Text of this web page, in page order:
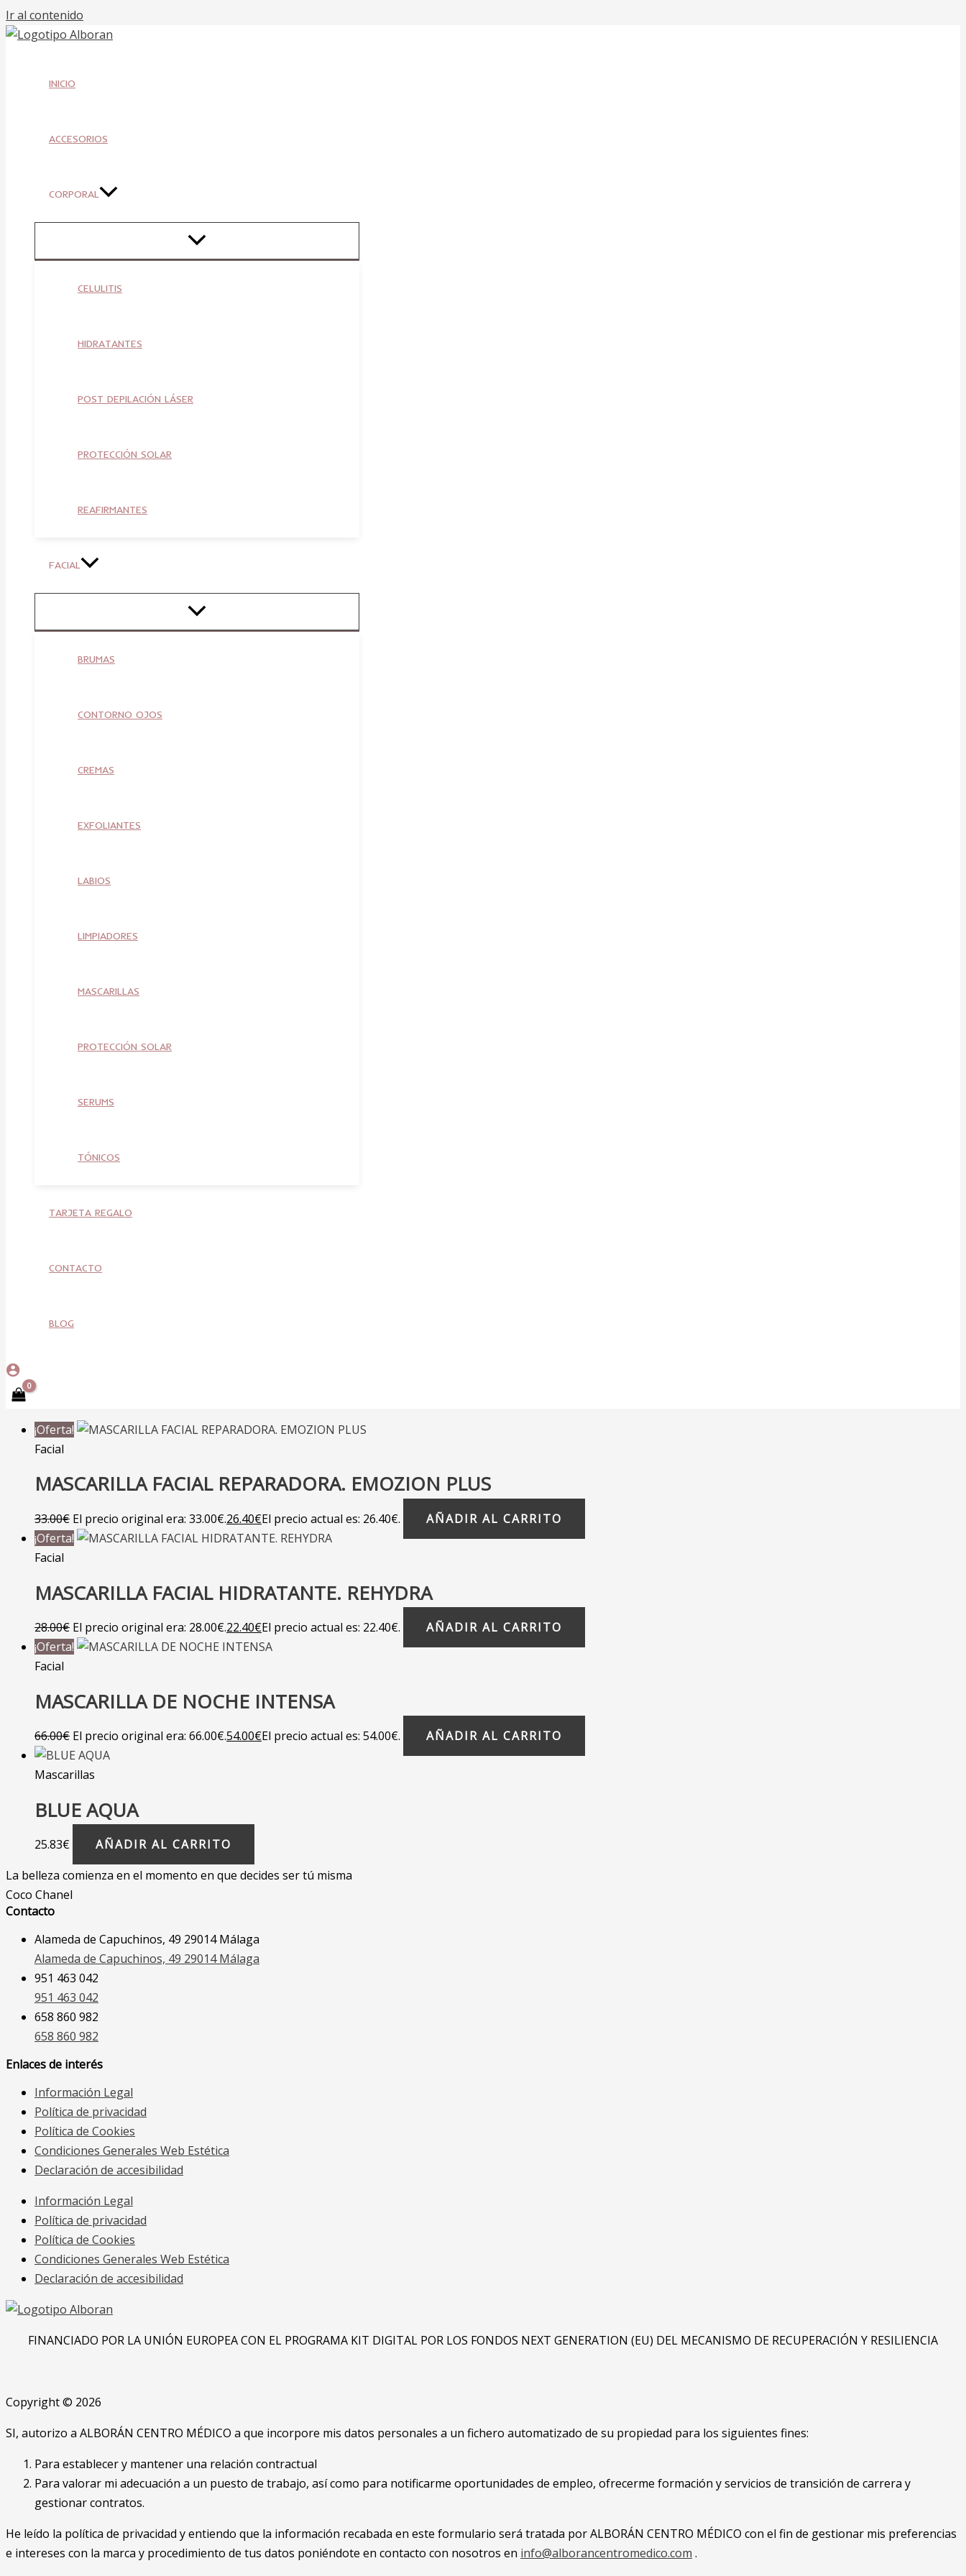
Ir al contenido
INICIO
ACCESORIOS
CORPORAL
CELULITIS
HIDRATANTES
POST DEPILACIÓN LÁSER
PROTECCIÓN SOLAR
REAFIRMANTES
FACIAL
BRUMAS
CONTORNO OJOS
CREMAS
EXFOLIANTES
LABIOS
LIMPIADORES
MASCARILLAS
PROTECCIÓN SOLAR
SERUMS
TÓNICOS
TARJETA REGALO
CONTACTO
BLOG
¡Oferta!
Facial
MASCARILLA FACIAL REPARADORA. EMOZION PLUS
33.00€ El precio original era: 33.00€.26.40€El precio actual es: 26.40€.
AÑADIR AL CARRITO
¡Oferta!
Facial
MASCARILLA FACIAL HIDRATANTE. REHYDRA
28.00€ El precio original era: 28.00€.22.40€El precio actual es: 22.40€.
AÑADIR AL CARRITO
¡Oferta!
Facial
MASCARILLA DE NOCHE INTENSA
66.00€ El precio original era: 66.00€.54.00€El precio actual es: 54.00€. AÑADIR AL CARRITO
Mascarillas
BLUE AQUA
25.83€
AÑADIR AL CARRITO
La belleza comienza en el momento en que decides ser tú misma
Coco Chanel
Contacto
Alameda de Capuchinos, 49 29014 Málaga
Alameda de Capuchinos, 49 29014 Málaga
951 463 042
951 463 042
658 860 982
658 860 982
Enlaces de interés
Información Legal
Política de privacidad
Política de Cookies
Condiciones Generales Web Estética
Declaración de accesibilidad
Información Legal
Política de privacidad
Política de Cookies
Condiciones Generales Web Estética
Declaración de accesibilidad
FINANCIADO POR LA UNIÓN EUROPEA CON EL PROGRAMA KIT DIGITAL POR LOS FONDOS NEXT GENERATION (EU) DEL MECANISMO DE RECUPERACIÓN Y RESILIENCIA
Copyright © 2026
SI, autorizo a ALBORÁN CENTRO MÉDICO a que incorpore mis datos personales a un fichero automatizado de su propiedad para los siguientes fines:
Para establecer y mantener una relación contractual
Para valorar mi adecuación a un puesto de trabajo, así como para notificarme oportunidades de empleo, ofrecerme formación y servicios de transición de carrera y
gestionar contratos.
He leído la política de privacidad y entiendo que la información recabada en este formulario será tratada por ALBORÁN CENTRO MÉDICO con el fin de gestionar mis preferencias
e intereses con la marca y procedimiento de tus datos poniéndote en contacto con nosotros en info@alborancentromedico.com .